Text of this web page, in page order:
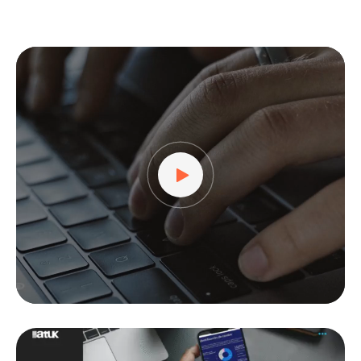
Reproductor
vídeo